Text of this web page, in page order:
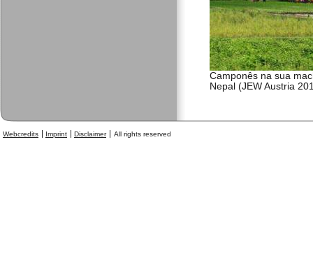
Camponês na sua
Nepal (JEW Austria
Webcredits Imprint Disclaimer All rights reserved